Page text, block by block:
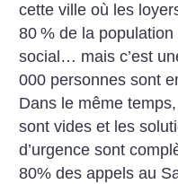
cette ville où les
80 % de la
social… mais c’est
000 personnes sont
Dans le même
sont vides et les
d’urgence sont
80% des appels au